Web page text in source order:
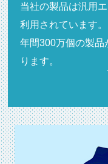
当社の製品は汎用
利用されています。
年間300万個の製品
ります。